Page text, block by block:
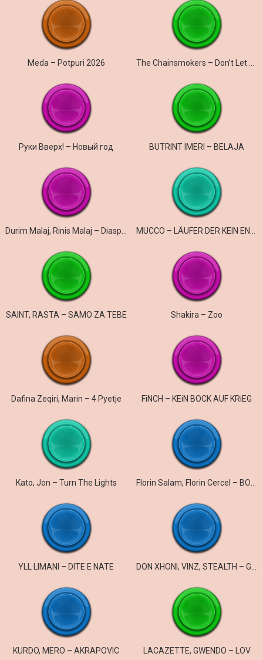
Meda – Potpuri 2026
Руки Вверх! – Новый год BUTRINT IMERI – BELAJA
SAINT, RASTA – SAMO ZA TEBE Shakira – Zoo
Dafina Zeqiri, Marin – 4 Pyetje FiNCH – KEiN BOCK AUF KRiEG
Kato, Jon – Turn The Lights
YLL LIMANI – DITE E NATE
KURDO, MERO – AKRAPOVIC LACAZETTE, GWENDO – LOV